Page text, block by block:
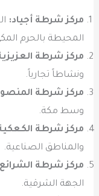
مركز شرطة أجياد:
المحيطة بالحرم
مركز شرطة
ونشاطاً تجارياً.
مركز شرطة
وسط مكة.
مركز شرطة
والمناطق الصناعية.
مركز شرطة
الجهة الشرقية.